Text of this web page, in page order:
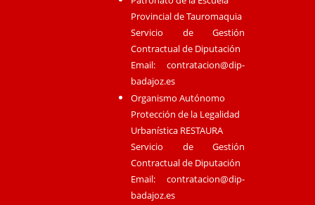
Provincial de Tauromaquia
Servicio de Gestión
Contractual de Diputación
Email:contratacion@dip-
badajoz.es
Organismo Autónomo
Protección de la Legalidad
Urbanística RESTAURA
Servicio de Gestión
Contractual de Diputación
Email:contratacion@dip-
badajoz.es